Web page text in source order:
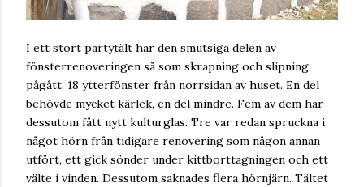
I ett stort partytält har den smutsiga delen av
fönsterrenoveringen så som skrapning och slipning
pågått. 18 ytterfönster från norrsidan av huset. En del
behövde mycket kärlek, en del mindre. Fem av dem har
dessutom fått nytt kulturglas. Tre var redan spruckna i
något hörn från tidigare renovering som någon annan
utfört, ett gick sönder under kittborttagningen och ett
välte i vinden. Dessutom saknades flera hörnjärn. Tältet